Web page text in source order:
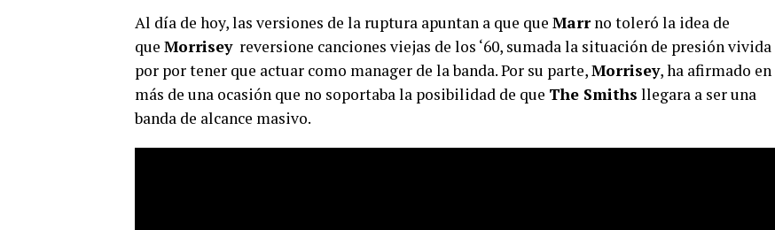
Al día de hoy, las versiones de la ruptura apuntan a que que Marrno toleró la idea de
que Morriseyreversione canciones viejas de los ‘60, sumada la situación de presión vivida
por por tener que actuar como manager de la banda. Por su parte,Morrisey, ha afirmado en
más de una ocasión que no soportaba la posibilidad de que The Smiths llegara a ser una
banda de alcance masivo.